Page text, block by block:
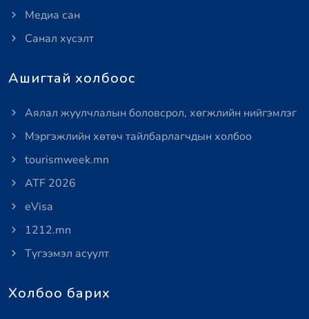
Медиа сан
Санал хүсэлт
Ашигтай холбоос
Аялал жуулчлалын боловсрол, хөгжлийн нийгэмлэг
Мэргэжлийн хөтөч тайлбарлагчдын холбоо
tourismweek.mn
ATF 2026
eVisa
1212.mn
Түгээмэл асуулт
Холбоо барих